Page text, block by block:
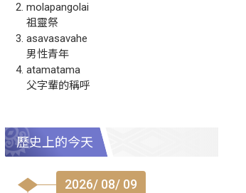
molapangolai
祖靈祭
asavasavahe
男性青年
atamatama
父字輩的稱呼
歷史上的今天
2026/ 08/ 09